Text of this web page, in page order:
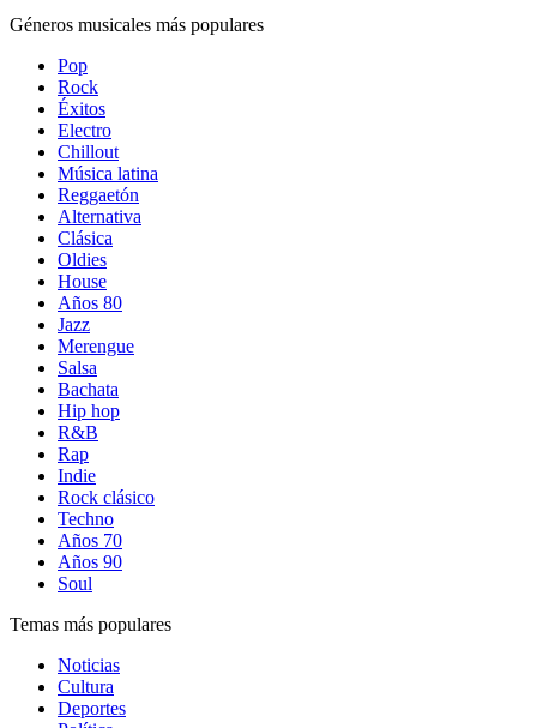
Géneros musicales más populares
Pop
Rock
Éxitos
Electro
Chillout
Música latina
Reggaetón
Alternativa
Clásica
Oldies
House
Años 80
Jazz
Merengue
Salsa
Bachata
Hip hop
R&B
Rap
Indie
Rock clásico
Techno
Años 70
Años 90
Soul
Temas más populares
Noticias
Cultura
Deportes